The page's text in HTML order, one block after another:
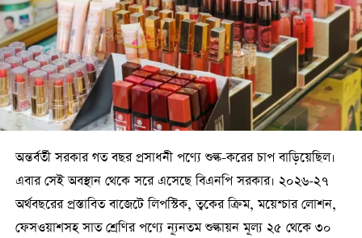
অন্তর্বর্তী সরকার গত বছর প্রসাধনী পণ্যে শুল্ক-করের চাপ বাড়িয়েছিল।
এবার সেই অবস্থান থেকে সরে এসেছে বিএনপি সরকার। ২০২৬-২৭
অর্থবছরের প্রস্তাবিত বাজেটে লিপস্টিক, ত্বকের ক্রিম, ময়েশ্চার লোশন,
ফেসওয়াশসহ সাত শ্রেণির পণ্যে ন্যূনতম শুল্কায়ন মূল্য ২৫ থেকে ৩০